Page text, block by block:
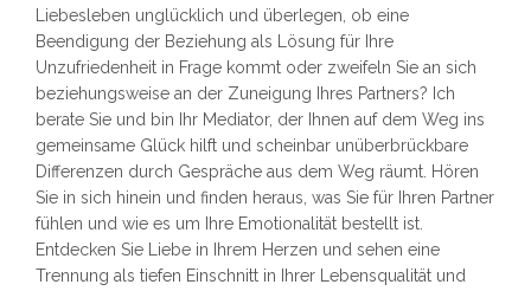
Liebesleben unglücklich und überlegen, ob eine
Beendigung der Beziehung als Lösung für Ihre
Unzufriedenheit in Frage kommt oder zweifeln Sie an sich
beziehungsweise an der Zuneigung Ihres Partners? Ich
berate Sie und bin Ihr Mediator, der Ihnen auf dem Weg ins
gemeinsame Glück hilft und scheinbar unüberbrückbare
Differenzen durch Gespräche aus dem Weg räumt. Hören
Sie in sich hinein und finden heraus, was Sie für Ihren Partner
fühlen und wie es um Ihre Emotionalität bestellt ist.
Entdecken Sie Liebe in Ihrem Herzen und sehen eine
Trennung als tiefen Einschnitt in Ihrer Lebensqualität und